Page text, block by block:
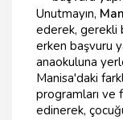
Unutmayın,
ederek, gerekli
erken başvuru
anaokuluna
Manisa'daki
programları ve
edinerek,